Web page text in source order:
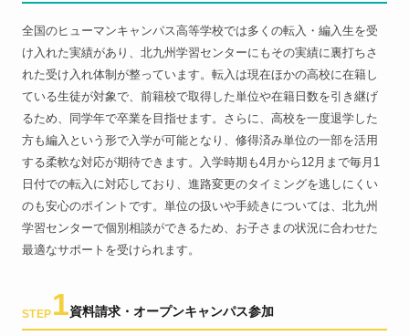
全国のヒューマンキャンパス高等学校では多くの転入・編入生を受
け入れた実績があり、北九州学習センターにもその実績に裏打ちさ
れた受け入れ体制が整っています。転入は現在ほかの高校に在籍し
ている生徒が対象で、前籍校で取得した単位や在籍日数を引き継げ
るため、同学年で卒業を目指せます。さらに、高校を一度退学した
方も編入という形で入学が可能となり、修得済み単位の一部を活用
する柔軟な対応が期待できます。入学時期も4月から12月まで毎月1
日付での転入に対応しており、進路変更のタイミングを逃しにくい
のも安心のポイントです。単位の扱いや手続きについては、北九州
学習センターで個別相談ができるため、お子さまの状況に合わせた
最適なサポートを受けられます。
STEP 1資料請求・オープンキャンパス参加